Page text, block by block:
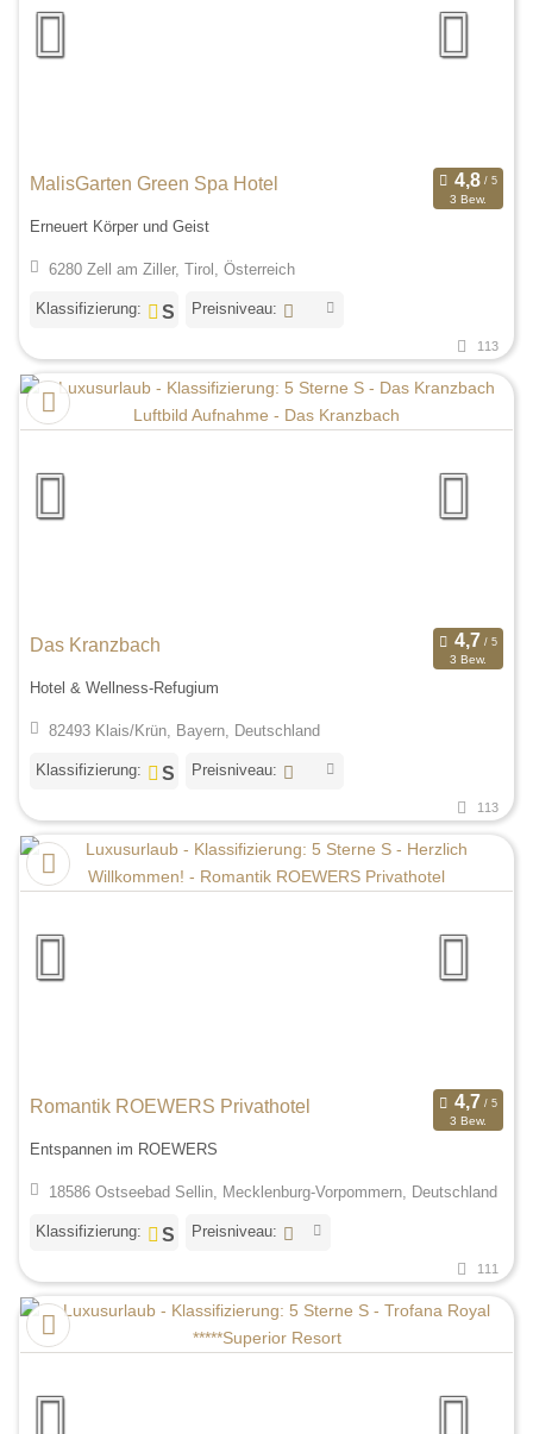
MalisGarten Green Spa Hotel
3 Bew.
Erneuert Körper und Geist
6280 Zell am Ziller, Tirol, Österreich
Klassifizierung: Preisniveau:
113
Das Kranzbach
3 Bew.
Hotel & Wellness-Refugium
82493 Klais/Krün, Bayern, Deutschland
Klassifizierung: Preisniveau:
113
Romantik ROEWERS Privathotel
3 Bew.
Entspannen im ROEWERS
18586 Ostseebad Sellin, Mecklenburg-Vorpommern, Deutschland
Klassifizierung: Preisniveau:
111